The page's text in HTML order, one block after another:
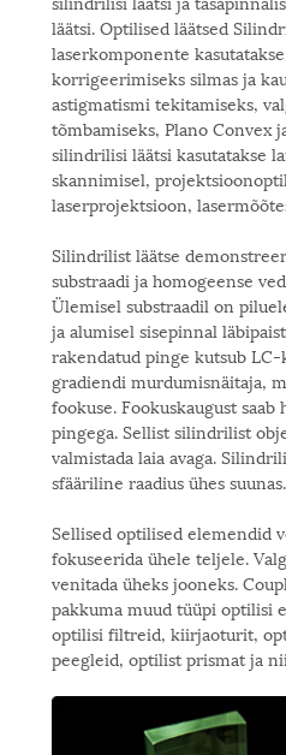
läätsi. Optilised läätsed
laserkomponente
korrigeerimiseks silmas ja
astigmatismi tekitamiseks,
tõmbamiseks, Plano Convex
silindrilisi läätsi kasutatakse
skannimisel,
laserprojektsioon,
Silindrilist läätse
substraadi ja homogeense
Ülemisel substraadil on
ja alumisel sisepinnal
rakendatud pinge kutsub
gradiendi murdumisnäitaja,
fookuse. Fookuskaugust saab
pingega. Sellist silindrilist
valmistada laia avaga.
sfääriline raadius ühes suunas.
Sellised optilised elemendid
fokuseerida ühele teljele.
venitada üheks jooneks.
pakkuma muud tüüpi optilisi
optilisi filtreid, kiirjaoturit,
peegleid, optilist prismat ja